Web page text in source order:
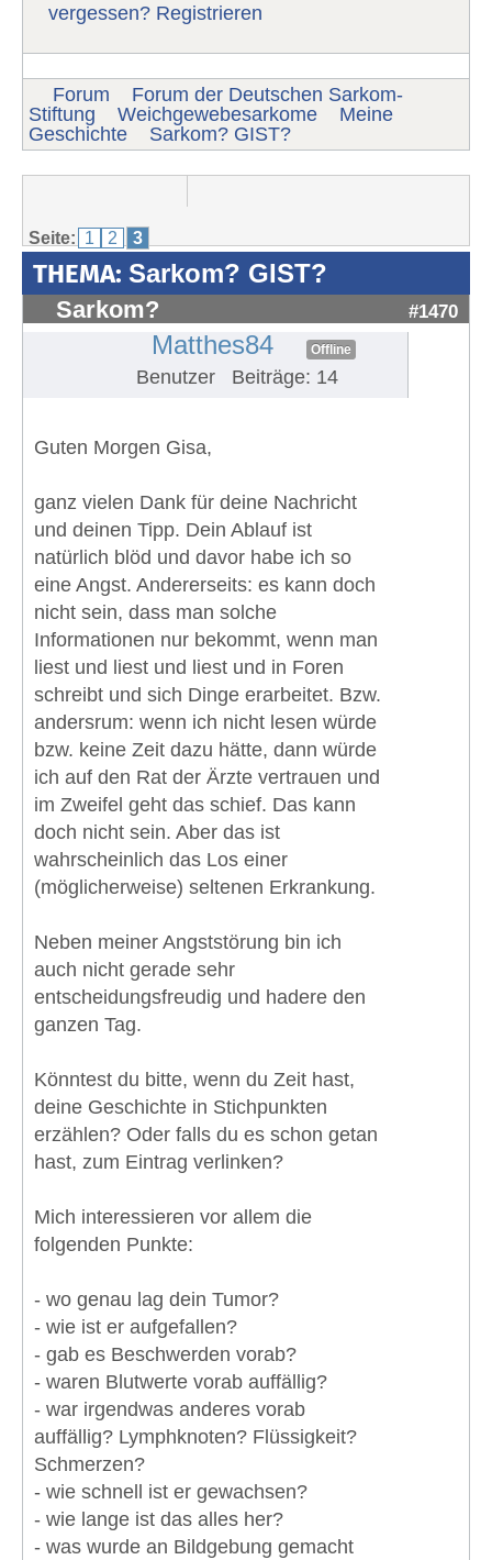
vergessen? Registrieren
Forum
Forum der Deutschen Sarkom-
Stiftung
Weichgewebesarkome
Meine
Geschichte
Sarkom? GIST?
Seite: 1 2 3
THEMA: Sarkom? GIST?
Sarkom? #1470
Matthes84 Offline
Benutzer Beiträge: 14
Guten Morgen Gisa,
ganz vielen Dank für deine Nachricht
und deinen Tipp. Dein Ablauf ist
natürlich blöd und davor habe ich so
eine Angst. Andererseits: es kann doch
nicht sein, dass man solche
Informationen nur bekommt, wenn man
liest und liest und liest und in Foren
schreibt und sich Dinge erarbeitet. Bzw.
andersrum: wenn ich nicht lesen würde
bzw. keine Zeit dazu hätte, dann würde
ich auf den Rat der Ärzte vertrauen und
im Zweifel geht das schief. Das kann
doch nicht sein. Aber das ist
wahrscheinlich das Los einer
(möglicherweise) seltenen Erkrankung.
Neben meiner Angststörung bin ich
auch nicht gerade sehr
entscheidungsfreudig und hadere den
ganzen Tag.
Könntest du bitte, wenn du Zeit hast,
deine Geschichte in Stichpunkten
erzählen? Oder falls du es schon getan
hast, zum Eintrag verlinken?
Mich interessieren vor allem die
folgenden Punkte:
- wo genau lag dein Tumor?
- wie ist er aufgefallen?
- gab es Beschwerden vorab?
- waren Blutwerte vorab auffällig?
- war irgendwas anderes vorab
auffällig? Lymphknoten? Flüssigkeit?
Schmerzen?
- wie schnell ist er gewachsen?
- wie lange ist das alles her?
- was wurde an Bildgebung gemacht